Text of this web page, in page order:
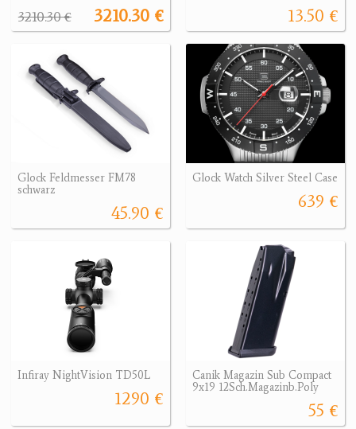
3210.30 €
3210.30 € 13.50 €
Glock Feldmesser FM78
schwarz
45.90 €
Glock Watch Silver Steel Case
639 €
Infiray NightVision TD50L
1290 €
Canik Magazin Sub Compact
9x19 12Sch.Magazinb.Poly
55 €